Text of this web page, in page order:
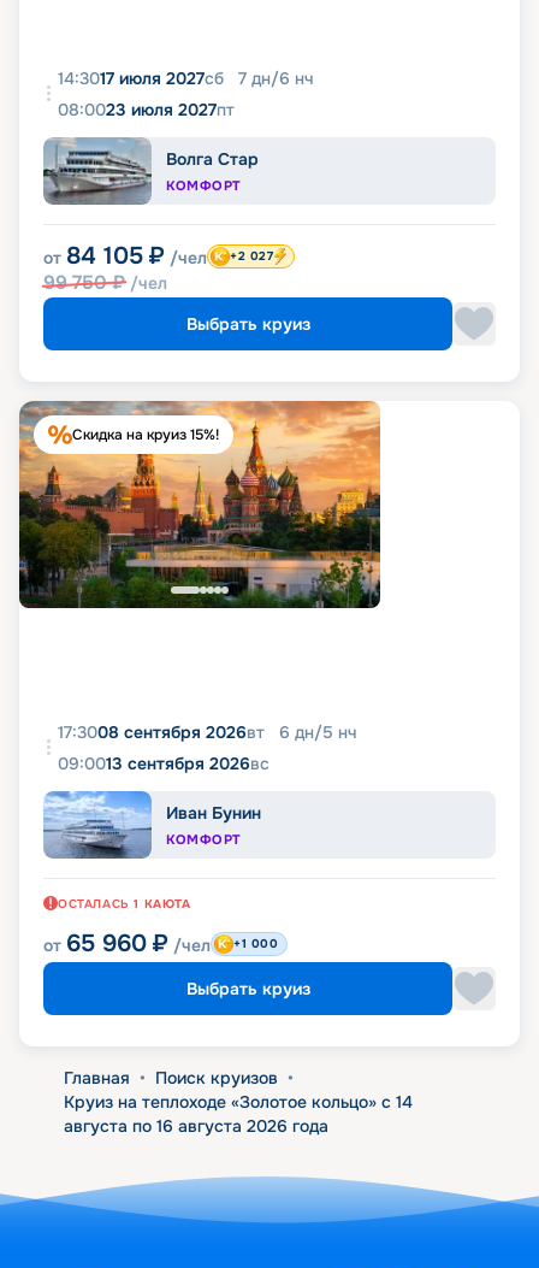
14:3017 июля 2027сб 7 дн/6 нч
08:0023 июля 2027пт
Волга Стар
КОМФОРТ
от 84 105 ₽ /чел
99 750₽ /чел
+2 027
Выбрать круиз
Скидка на круиз 15%!
17:3008 сентября 2026вт 6 дн/5 нч
09:0013 сентября 2026вс
Иван Бунин
КОМФОРТ
ОСТАЛАСЬ 1 КАЮТА
от 65 960 ₽ /чел +1 000
Выбрать круиз
Главная • Поиск круизов •
Круиз на теплоходе «Золотое кольцо» с 14
августа по 16 августа 2026 года